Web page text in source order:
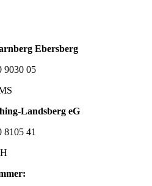
Ebersberg
9030 05
Landsberg eG
41